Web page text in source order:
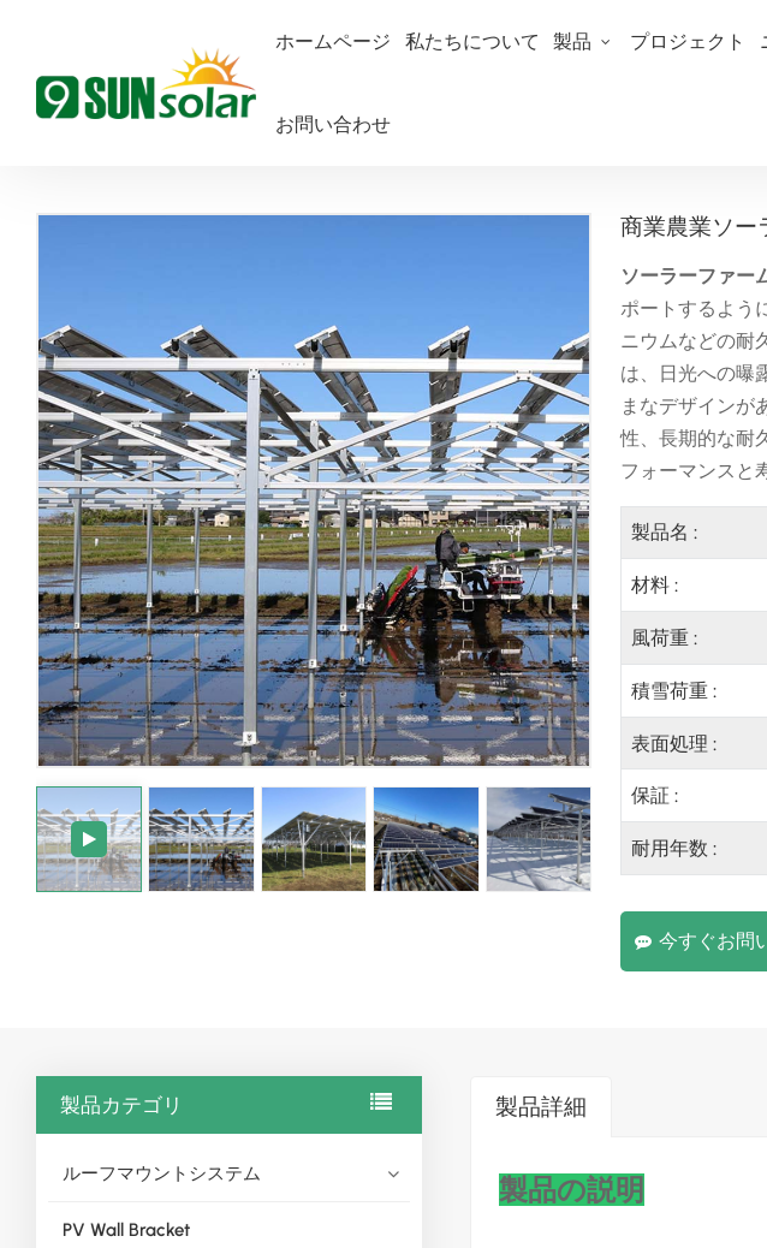
ホームページ 私たちについて 製品 プロジェクト
お問い合わせ
ファームマウンティングシステム
商業農業ソー
ソーラーファー
ポートするよう
ニウムなどの耐
は、日光への曝
まなデザインが
性、長期的な耐
フォーマンスと
製品名 :
材料 :
風荷重 :
積雪荷重 :
表面処理 :
保証 :
耐用年数 :
今すぐお問
製品カテゴリ
ルーフマウントシステム
PV Wall Bracket
製品詳細
製品の説明